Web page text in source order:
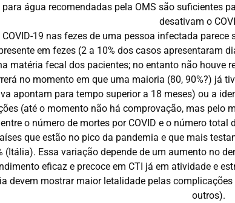
água recomendadas pela OMS são suficientes
desativam o
19 nas fezes de uma pessoa infectada
em fezes (2 a 10% dos casos apresentaram
matéria fecal dos pacientes; no entanto não houve
no momento em que uma maioria (80, 90%?) já
apontam para tempo superior a 18 meses) ou a
(até o momento não há comprovação, mas pelo
o número de mortes por COVID e o número
que estão no pico da pandemia e que mais
(Itália). Essa variação depende de um aumento no
eficaz e precoce em CTI já em atividade e
devem mostrar maior letalidade pelas
outros).